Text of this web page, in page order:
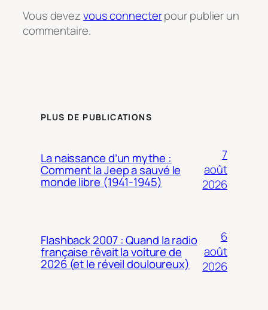
Vous devezvous connecterpour publier un
commentaire.
PLUS DE PUBLICATIONS
La naissance d’un mythe :
Comment la Jeep a sauvé le
monde libre (1941-1945)
7
août
2026
Flashback 2007 : Quand la radio
française rêvait la voiture de
2026 (et le réveil douloureux)
6
août
2026